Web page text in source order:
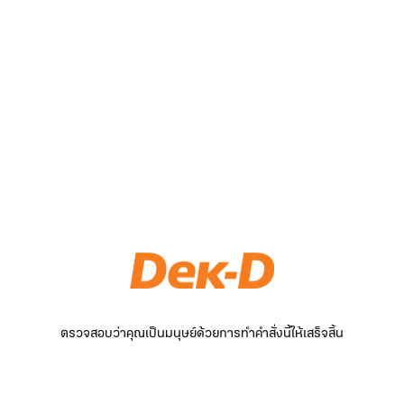
ตรวจสอบว่าคุณเป็นมนุษย์ด้วยการทำคำสั่งนี้ให้เสร็จสิ้น